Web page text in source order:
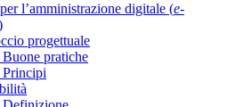
l’amministrazione digitale (e-
progettuale
Buone pratiche
Principi